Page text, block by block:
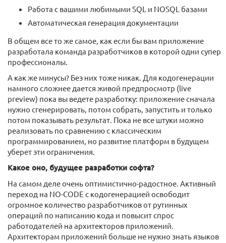
Работа с вашими любимыми SQL и NOSQL базами
Автоматическая генерация документации
В общем все то же самое, как если бы вам приложение
разработала команда разработчиков в которой одни супер
профессионалы.
А как же минусы? Без них тоже никак. Для кодогенерации
намного сложнее дается живой предпросмотр (live
preview) пока вы ведете разработку: приложение сначала
нужно сгенерировать, потом собрать, запустить и только
потом показывать результат. Пока не все штуки можно
реализовать по сравнению с классическим
программированием, но развитие платформ в будущем
уберет эти ограничения.
Какое оно, будущее разработки софта?
На самом деле очень оптимистично-радостное. Активный
переход на NO-CODE с кодогенерацией освободит
огромное количество разработчиков от рутинных
операций по написанию кода и повысит спрос
работодателей на архитекторов приложений.
Архитекторам приложений больше не нужно знать языков